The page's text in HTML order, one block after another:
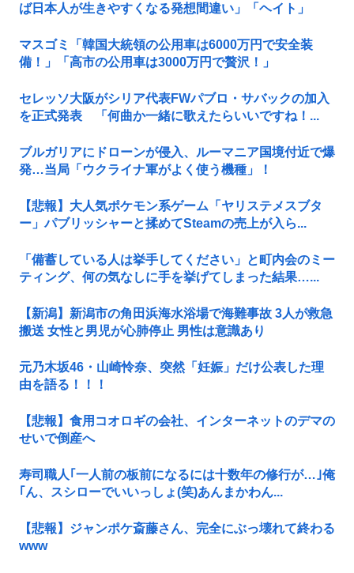
ば日本人が生きやすくなる発想間違い」「ヘイト」
マスゴミ「韓国大統領の公用車は6000万円で安全装
備！」「高市の公用車は3000万円で贅沢！」
セレッソ大阪がシリア代表FWパブロ・サバックの加入
を正式発表 「何曲か一緒に歌えたらいいですね！...
ブルガリアにドローンが侵入、ルーマニア国境付近で爆
発…当局「ウクライナ軍がよく使う機種」！
【悲報】大人気ポケモン系ゲーム「ヤリステメスブタ
ー」パブリッシャーと揉めてSteamの売上が入ら...
「備蓄している人は挙手してください」と町内会のミー
ティング、何の気なしに手を挙げてしまった結果…...
【新潟】新潟市の角田浜海水浴場で海難事故 3人が救急
搬送 女性と男児が心肺停止 男性は意識あり
元乃木坂46・山崎怜奈、突然「妊娠」だけ公表した理
由を語る！！！
【悲報】食用コオロギの会社、インターネットのデマの
せいで倒産へ
寿司職人｢一人前の板前になるには十数年の修行が…｣俺
｢ん、スシローでいいっしょ(笑)あんまかわん...
【悲報】ジャンポケ斎藤さん、完全にぶっ壊れて終わる
www